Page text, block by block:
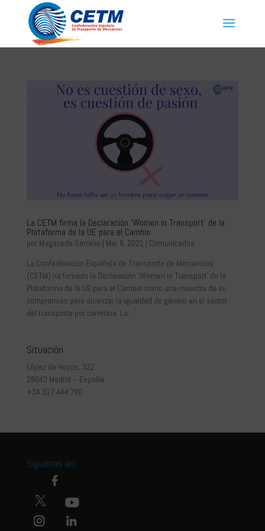
La CETM firma la Declaración ‘Women in Transport’ de la
Plataforma de la UE para el Cambio
por Magaceda Serrano | Mar 8, 2021 | Comunicados
La Confederación Española de Transporte de Mercancías
(CETM) ha firmado la Declaración ‘Women in Transport’ de la
Plataforma de la UE para el Cambio como una muestra de su
compromiso para alcanzar la igualdad de género en el sector
del transporte por carretera. La...
Situación
López de Hoyos, 322
28043 Madrid – España
+34 917 444 700
Síguenos en: